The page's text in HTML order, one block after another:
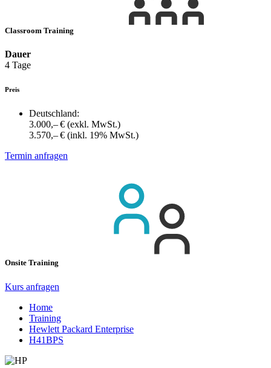
Classroom Training
Dauer
4 Tage
Preis
Deutschland:
3.000,– € (exkl. MwSt.)
3.570,– € (inkl. 19% MwSt.)
Termin anfragen
Onsite Training
Kurs anfragen
Home
Training
Hewlett Packard Enterprise
H41BPS